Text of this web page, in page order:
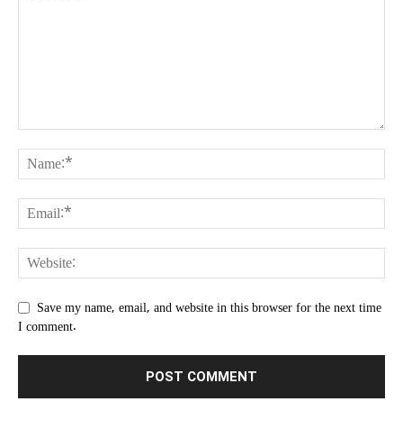
Save my name, email, and website in this browser for the next time
I comment.